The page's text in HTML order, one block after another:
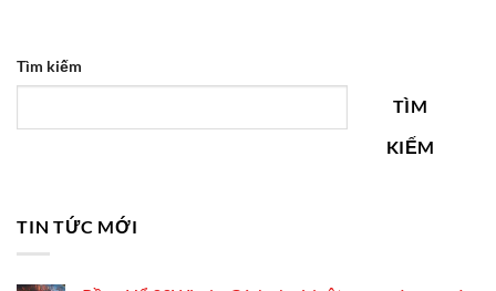
Tìm kiếm
TÌM
KIẾM
TIN TỨC MỚI